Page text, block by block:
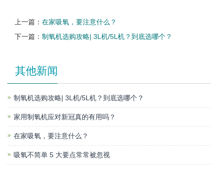
上一篇： 在家吸氧，要注意什么？
下一篇： 制氧机选购攻略| 3L机/5L机？到底选哪个？
其他新闻
制氧机选购攻略| 3L机/5L机？到底选哪个？
家用制氧机应对新冠真的有用吗？
在家吸氧，要注意什么？
吸氧不简单 5 大要点常常被忽视